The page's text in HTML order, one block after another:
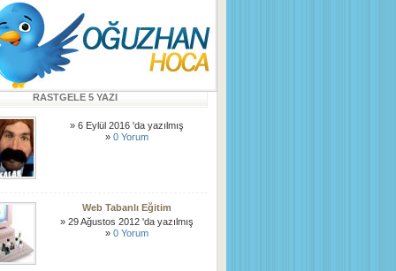
RASTGELE 5 YAZI
» 6 Eylül 2016 'da yazılmış
» 0 Yorum
Web Tabanlı Eğitim
» 29 Ağustos 2012 'da yazılmış
» 0 Yorum